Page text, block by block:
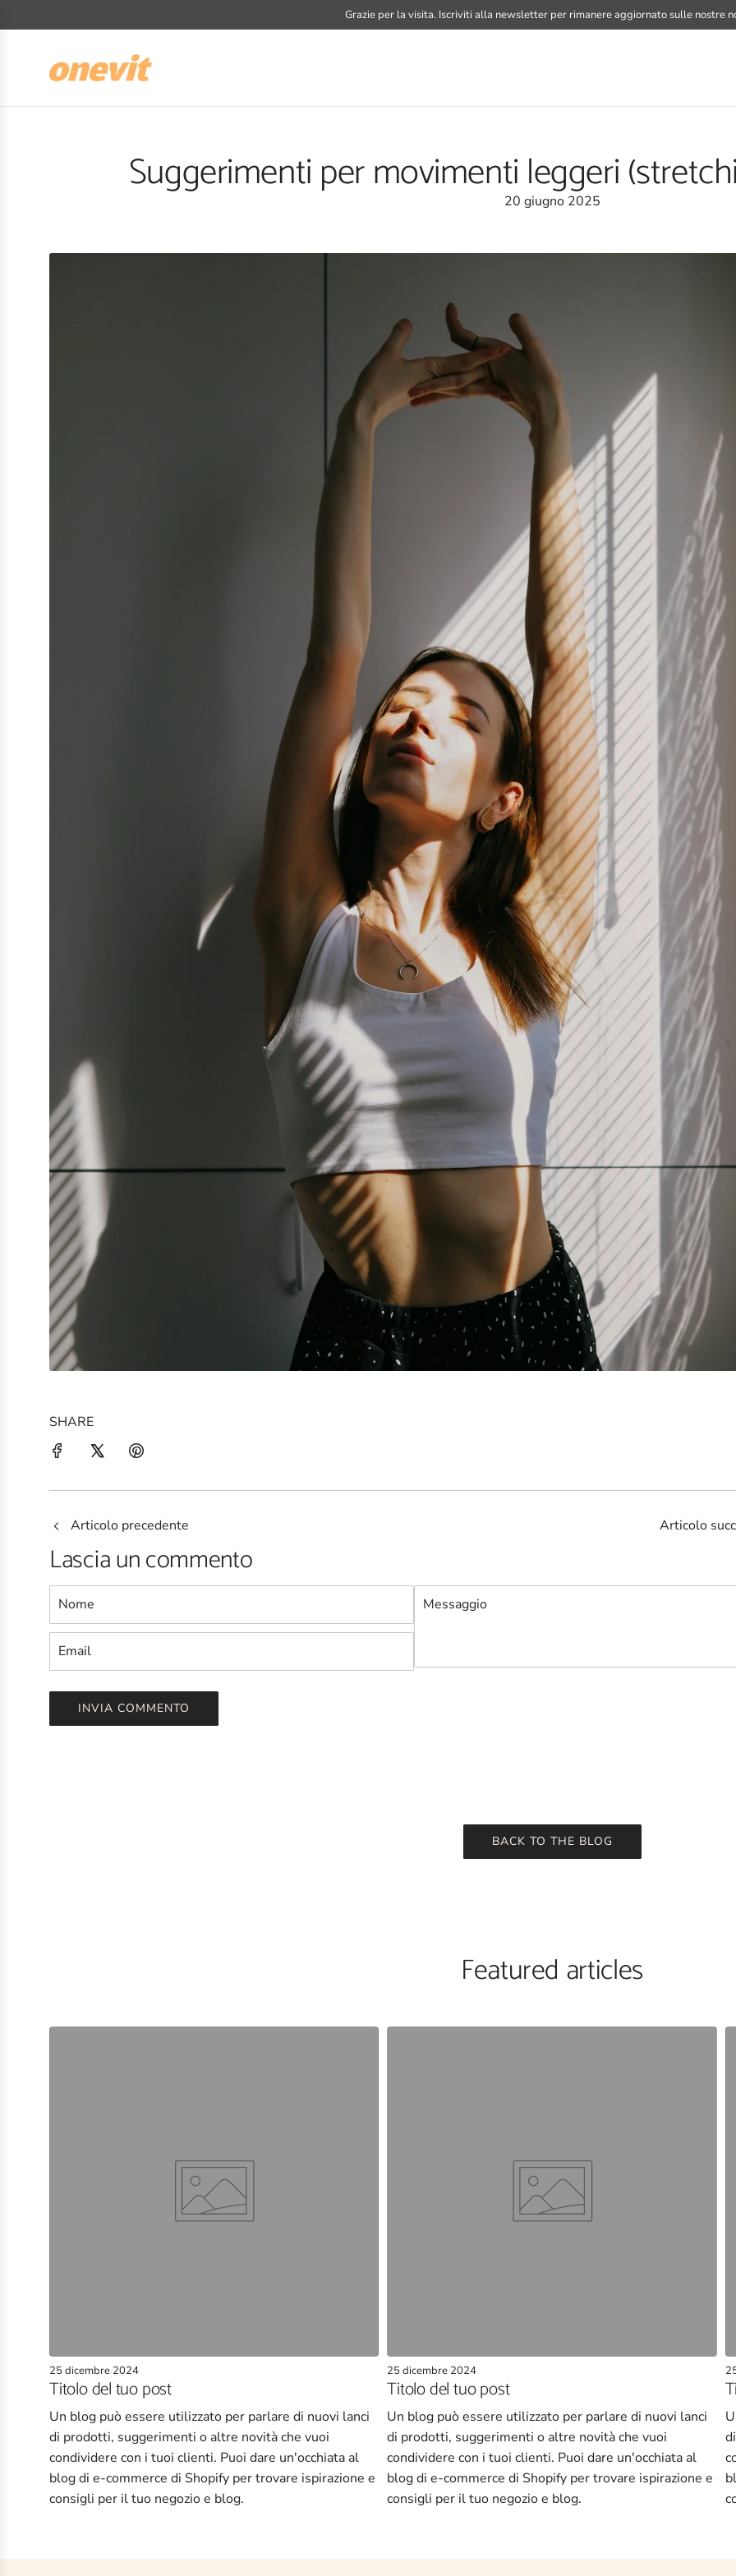
AL
Grazie per la visita. Iscriviti alla newsletterper rimanere aggiornato sulle nostre
Suggerimenti per movimenti leggeri
20 giugno 2025
SHARE
Articolo precedente Articolo
Lascia un commento
Nome
Email
Messaggio
INVIA COMMENTO
BACK TO THE BLOG
Featured articles
25 dicembre 2024
Titolo del tuo post
Un blog può essere utilizzato per parlare di nuovi lanci
di prodotti, suggerimenti o altre novità che vuoi
condividere con i tuoi clienti. Puoi dare un'occhiata al
blog di e-commerce di Shopify per trovare ispirazione e
consigli per il tuo negozio e blog.
25 dicembre 2024
Titolo del tuo post
Un blog può essere utilizzato per parlare di nuovi lanci
di prodotti, suggerimenti o altre novità che vuoi
condividere con i tuoi clienti. Puoi dare un'occhiata al
blog di e-commerce di Shopify per trovare ispirazione e
consigli per il tuo negozio e blog.